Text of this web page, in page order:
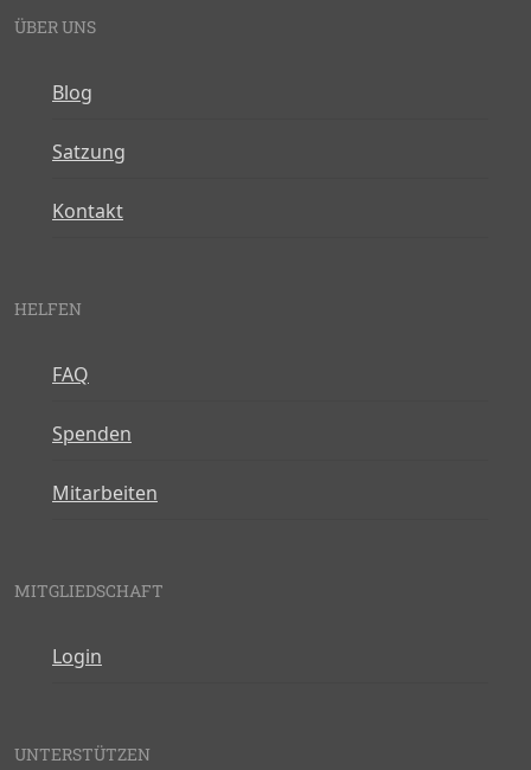
ÜBER UNS
Blog
Satzung
Kontakt
HELFEN
FAQ
Spenden
Mitarbeiten
MITGLIEDSCHAFT
Login
UNTERSTÜTZEN